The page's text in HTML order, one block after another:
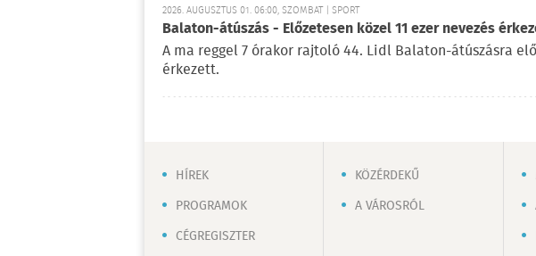
2026. AUGUSZTUS 01. 06:00, SZOMBAT | SPORT
Balaton-átúszás - Előzetesen közel 11 ezer nevezés
A ma reggel 7 órakor rajtoló 44. Lidl Balaton-átúszásra
érkezett.
HÍREK
PROGRAMOK
CÉGREGISZTER
KÖZÉRDEKŰ
A VÁROSRÓL